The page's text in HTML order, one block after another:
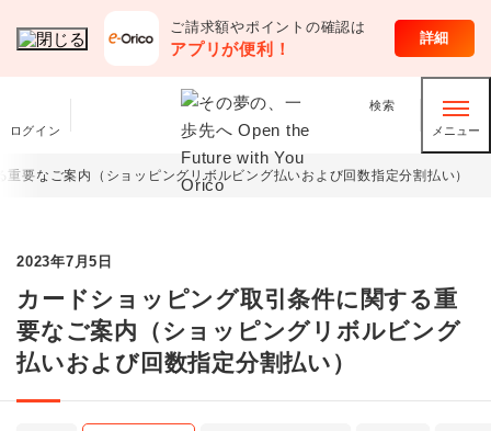
ご請求額やポイントの確認は
アプリが便利！
詳細
ログイン
検索
メニュー
要なご案内（ショッピングリボルビング払いおよび回数指定分割払い）
2023年7月5日
カードショッピング取引条件に関する重
要なご案内（ショッピングリボルビング
払いおよび回数指定分割払い）